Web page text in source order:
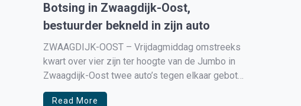
Botsing in Zwaagdijk-Oost,
bestuurder bekneld in zijn auto
ZWAAGDIJK-OOST – Vrijdagmiddag omstreeks
kwart over vier zijn ter hoogte van de Jumbo in
Zwaagdijk-Oost twee auto’s tegen elkaar gebotst.
Hierdoor raakte één automobilist bekneld.
Read More